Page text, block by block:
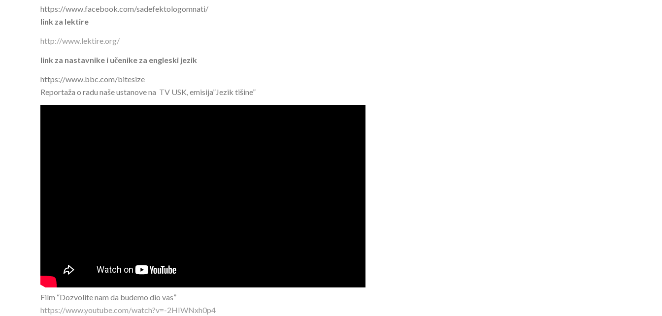
https://www.facebook.com/sadefektologomnati/
link za lektire
http://www.lektire.org/
link za nastavnike i učenike za engleski jezik
https://www.bbc.com/bitesize
Reportaža o radu naše ustanove na TV USK, emisija”Jezik tišine”
Film “Dozvolite nam da budemo dio vas”
https://www.youtube.com/watch?v=-2HIWNxh0p4